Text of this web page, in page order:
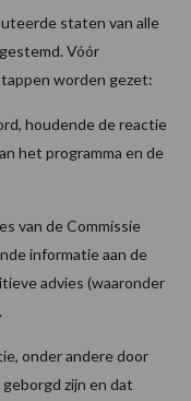
staten van alle
Vóór
worden gezet:
houdende de reactie
het programma en de
van de Commissie
informatie aan de
advies (waaronder
onder andere door
zijn en dat